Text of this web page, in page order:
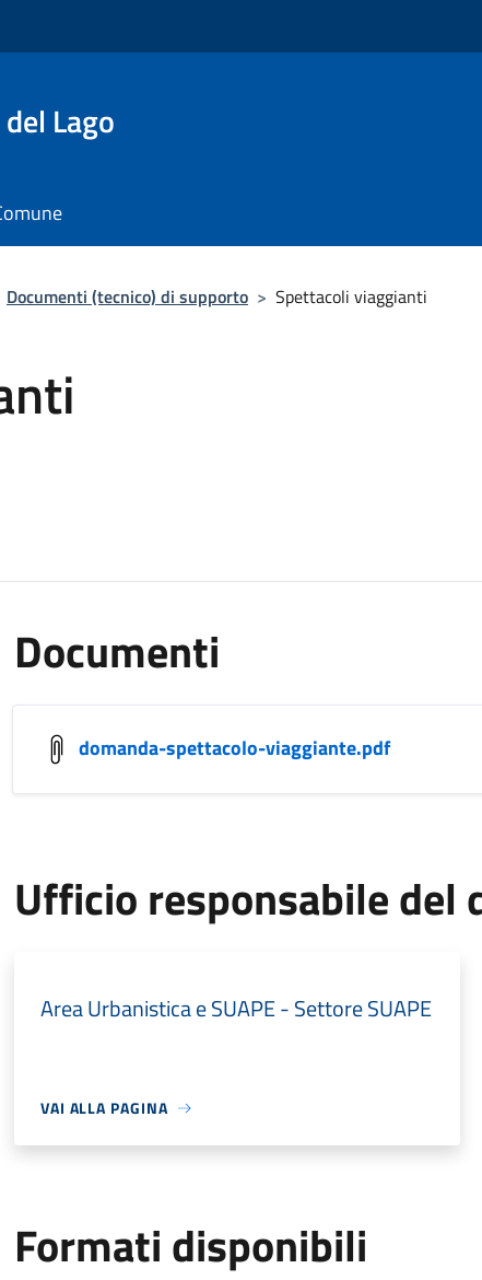
Lago
Documenti (tecnico) di supporto > Spettacoli viaggianti
Documenti
domanda-spettacolo-viaggiante.pdf
Ufficio responsabile del
Area Urbanistica e SUAPE - Settore SUAPE
VAI ALLA PAGINA
Formati disponibili